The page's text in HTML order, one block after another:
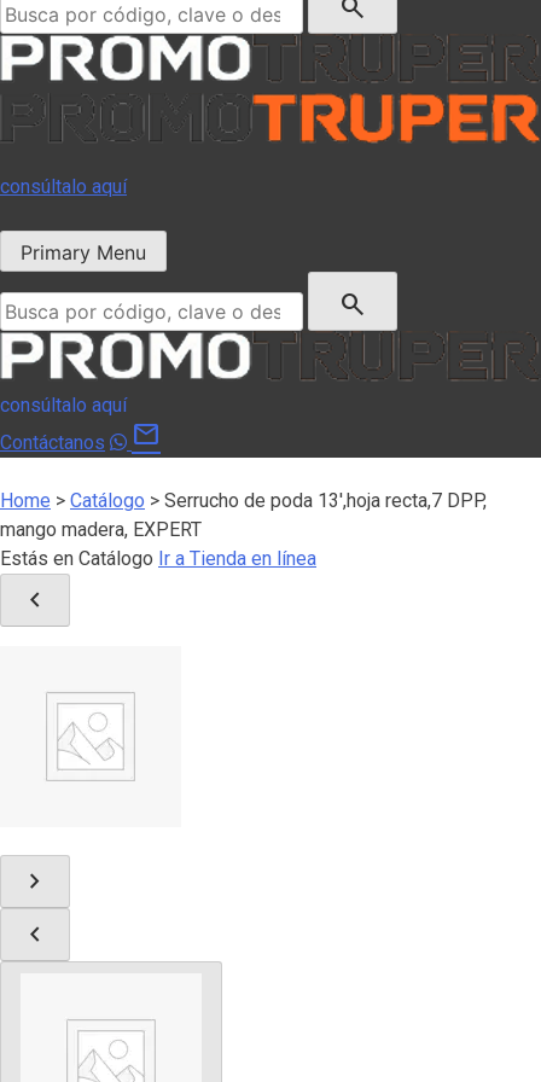
consúltalo aquí
Primary Menu
search
consúltalo aquí
Contáctanos
mail
Home > Catálogo > Serrucho de poda 13′,hoja recta,7 DPP,
mango madera, EXPERT
Estás en Catálogo Ir a Tienda en línea
chevron_left
chevron_right
chevron_left